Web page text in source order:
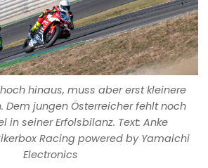
hinaus, muss aber erst kleinere
Dem jungen Österreicher fehlt noch
in seiner Erfolsbilanz. Text: Anke
Racing powered by Yamaichi
Electronics